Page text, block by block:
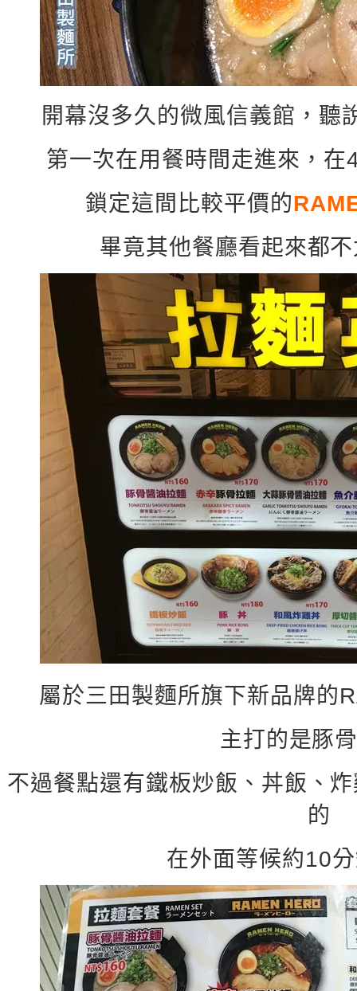
開幕沒多久的微風信義館，聽
第一次在用餐時間走進來，
鎖定這間比較平價的
畢竟其他餐廳看起來都
屬於三田製麵所旗下新品牌的
主打的是豚
不過餐點還有鐵板炒飯、丼飯、
的
在外面等候約10